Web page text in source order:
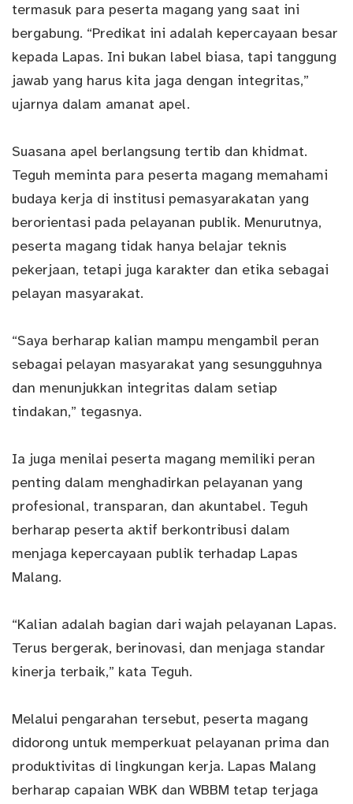
termasuk para peserta magang yang saat ini
bergabung. “Predikat ini adalah kepercayaan besar
kepada Lapas. Ini bukan label biasa, tapi tanggung
jawab yang harus kita jaga dengan integritas,”
ujarnya dalam amanat apel.
Suasana apel berlangsung tertib dan khidmat.
Teguh meminta para peserta magang memahami
budaya kerja di institusi pemasyarakatan yang
berorientasi pada pelayanan publik. Menurutnya,
peserta magang tidak hanya belajar teknis
pekerjaan, tetapi juga karakter dan etika sebagai
pelayan masyarakat.
“Saya berharap kalian mampu mengambil peran
sebagai pelayan masyarakat yang sesungguhnya
dan menunjukkan integritas dalam setiap
tindakan,” tegasnya.
Ia juga menilai peserta magang memiliki peran
penting dalam menghadirkan pelayanan yang
profesional, transparan, dan akuntabel. Teguh
berharap peserta aktif berkontribusi dalam
menjaga kepercayaan publik terhadap Lapas
Malang.
“Kalian adalah bagian dari wajah pelayanan Lapas.
Terus bergerak, berinovasi, dan menjaga standar
kinerja terbaik,” kata Teguh.
Melalui pengarahan tersebut, peserta magang
didorong untuk memperkuat pelayanan prima dan
produktivitas di lingkungan kerja. Lapas Malang
berharap capaian WBK dan WBBM tetap terjaga